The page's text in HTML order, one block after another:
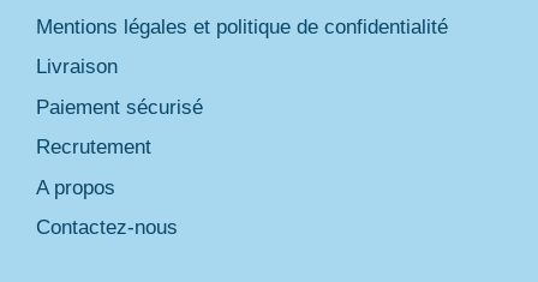
Mentions légales et politique de confidentialité
Livraison
Paiement sécurisé
Recrutement
A propos
Contactez-nous